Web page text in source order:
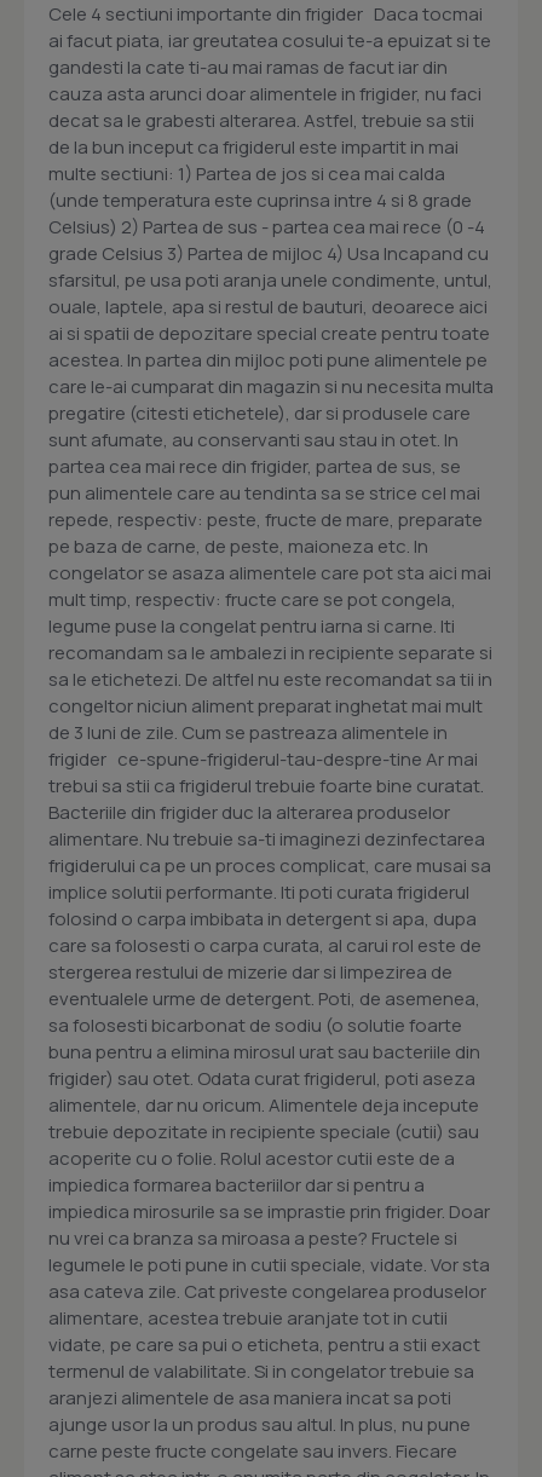
Cele 4 sectiuni importante din frigider Daca tocmai
ai facut piata, iar greutatea cosului te-a epuizat si te
gandesti la cate ti-au mai ramas de facut iar din
cauza asta arunci doar alimentele in frigider, nu faci
decat sa le grabesti alterarea. Astfel, trebuie sa stii
de la bun inceput ca frigiderul este impartit in mai
multe sectiuni: 1) Partea de jos si cea mai calda
(unde temperatura este cuprinsa intre 4 si 8 grade
Celsius) 2) Partea de sus - partea cea mai rece (0 -4
grade Celsius 3) Partea de mijloc 4) Usa Incapand cu
sfarsitul, pe usa poti aranja unele condimente, untul,
ouale, laptele, apa si restul de bauturi, deoarece aici
ai si spatii de depozitare special create pentru toate
acestea. In partea din mijloc poti pune alimentele pe
care le-ai cumparat din magazin si nu necesita multa
pregatire (citesti etichetele), dar si produsele care
sunt afumate, au conservanti sau stau in otet. In
partea cea mai rece din frigider, partea de sus, se
pun alimentele care au tendinta sa se strice cel mai
repede, respectiv: peste, fructe de mare, preparate
pe baza de carne, de peste, maioneza etc. In
congelator se asaza alimentele care pot sta aici mai
mult timp, respectiv: fructe care se pot congela,
legume puse la congelat pentru iarna si carne. Iti
recomandam sa le ambalezi in recipiente separate si
sa le etichetezi. De altfel nu este recomandat sa tii in
congeltor niciun aliment preparat inghetat mai mult
de 3 luni de zile. Cum se pastreaza alimentele in
frigider ce-spune-frigiderul-tau-despre-tine Ar mai
trebui sa stii ca frigiderul trebuie foarte bine curatat.
Bacteriile din frigider duc la alterarea produselor
alimentare. Nu trebuie sa-ti imaginezi dezinfectarea
frigiderului ca pe un proces complicat, care musai sa
implice solutii performante. Iti poti curata frigiderul
folosind o carpa imbibata in detergent si apa, dupa
care sa folosesti o carpa curata, al carui rol este de
stergerea restului de mizerie dar si limpezirea de
eventualele urme de detergent. Poti, de asemenea,
sa folosesti bicarbonat de sodiu (o solutie foarte
buna pentru a elimina mirosul urat sau bacteriile din
frigider) sau otet. Odata curat frigiderul, poti aseza
alimentele, dar nu oricum. Alimentele deja incepute
trebuie depozitate in recipiente speciale (cutii) sau
acoperite cu o folie. Rolul acestor cutii este de a
impiedica formarea bacteriilor dar si pentru a
impiedica mirosurile sa se imprastie prin frigider. Doar
nu vrei ca branza sa miroasa a peste? Fructele si
legumele le poti pune in cutii speciale, vidate. Vor sta
asa cateva zile. Cat priveste congelarea produselor
alimentare, acestea trebuie aranjate tot in cutii
vidate, pe care sa pui o eticheta, pentru a stii exact
termenul de valabilitate. Si in congelator trebuie sa
aranjezi alimentele de asa maniera incat sa poti
ajunge usor la un produs sau altul. In plus, nu pune
carne peste fructe congelate sau invers. Fiecare